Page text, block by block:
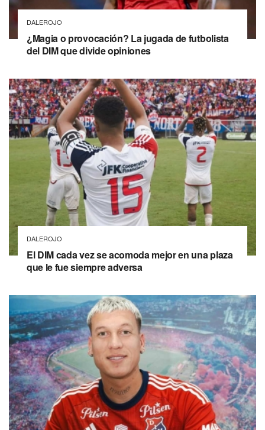
DALEROJO
¿Magia o provocación? La jugada de futbolista
del DIM que divide opiniones
DALEROJO
El DIM cada vez se acomoda mejor en una plaza
que le fue siempre adversa